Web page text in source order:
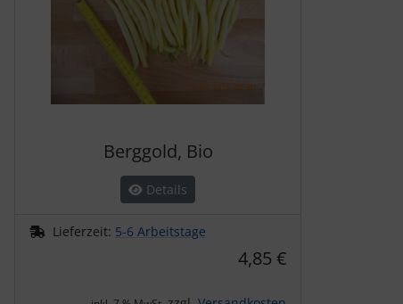
Berggold, Bio
Details
Lieferzeit: 5-6 Arbeitstage
4,85 €